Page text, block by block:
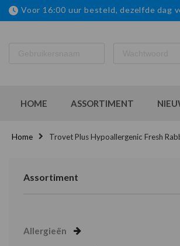
Voor 16:00 uur besteld, dezelfde dag
HOME ASSORTIMENT
Home Trovet Plus Hypoallergenic Fresh
Assortiment
Allergieën